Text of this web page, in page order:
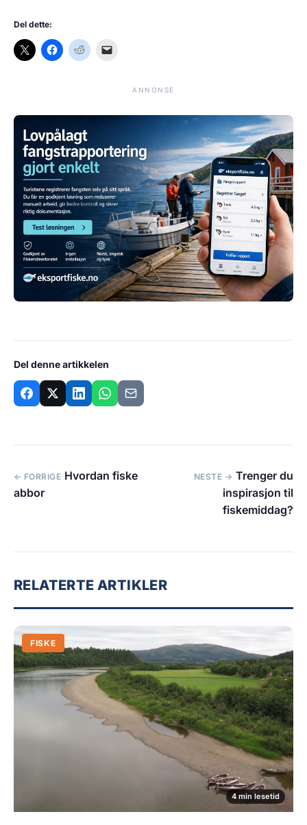
Del dette:
ANNONSE
Del denne artikkelen
← FORRIGE Hvordan fiske
abbor
NESTE → Trenger du
inspirasjon til
fiskemiddag?
RELATERTE ARTIKLER
FISKE
4 min lesetid